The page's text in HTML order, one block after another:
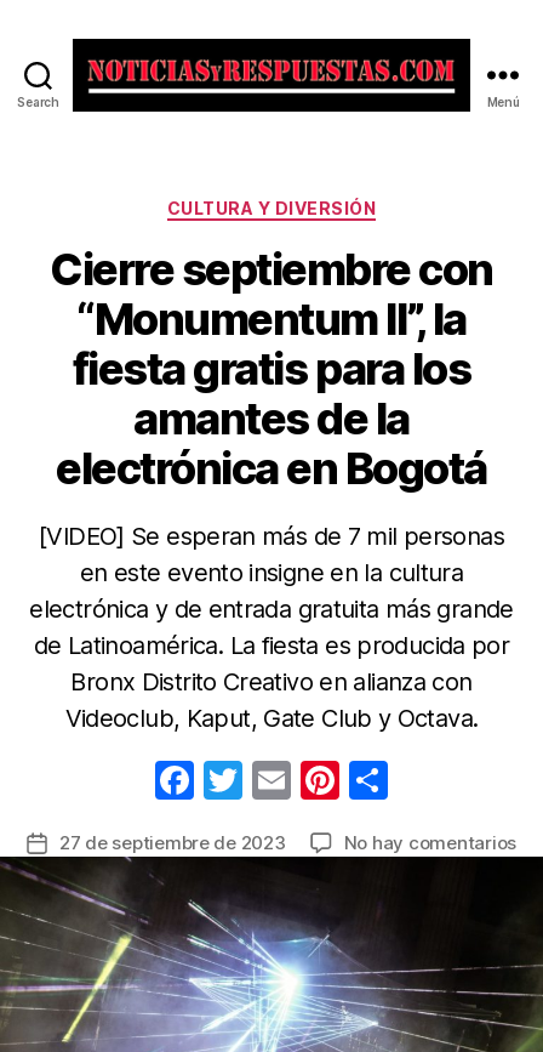
Search Menú
Categorías
CULTURA Y DIVERSIÓN
Cierre septiembre con
“Monumentum II”, la
fiesta gratis para los
amantes de la
electrónica en Bogotá
[VIDEO] Se esperan más de 7 mil personas
en este evento insigne en la cultura
electrónica y de entrada gratuita más grande
de Latinoamérica. La fiesta es producida por
Bronx Distrito Creativo en alianza con
Videoclub, Kaput, Gate Club y Octava.
F
c
e
b
o
o
T
itt
er
E
ail
Pi
er
st
m
tir
Fecha
de
entrada
27 de septiembre de 2023 No hay comentariosen
II”,
la